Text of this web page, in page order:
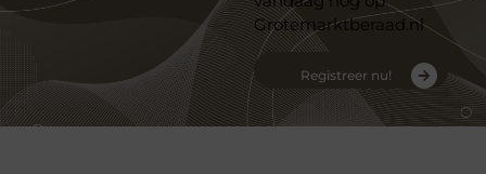
Grotemarktberaad.nl
Registreer nu!